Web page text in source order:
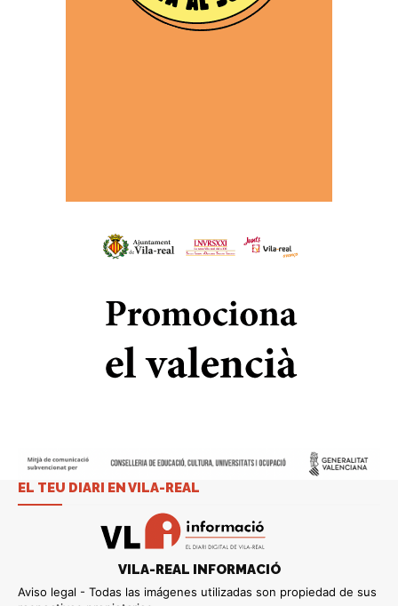
EL TEU DIARI EN VILA-REAL
VILA-REAL INFORMACIÓ
Aviso legal - Todas las imágenes utilizadas son propiedad de sus